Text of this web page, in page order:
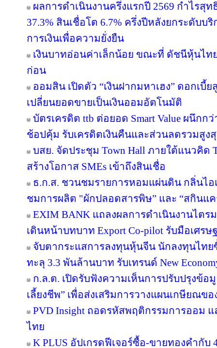
ผลการดำเนินงานครึ่งแรกปี 2569 กำไรสุท
37.3% สินเชื่อโต 6.7% ครึ่งปีหลังยกระดับบ
การเงินเพื่อความยั่งยืน
เงินบาทอ่อนค่าเล็กน้อย ขณะที่ ดัชนีหุ้นไท
ก่อน
ออมสิน เปิดตัว “เงินฝากมหาเฮง” ดอกเบี้
เปลี่ยนยอดขายเป็นเงินออมอัตโนมัติ
บัตรเครดิต ttb ต่อยอด Smart Value ผนึก
ช้อปคุ้ม รับเครดิตเงินคืนและส่วนลดรวมสูง
บสย. จัดประชุม Town Hall ภายใต้แนวคิด
สร้างโอกาส SMEs เข้าถึงสินเชื่อ
ธ.ก.ส. ชวนชมรายการหอมแผ่นดิน กลิ่นไ
ชมการผลิต "ผักปลอดสารพิษ” และ “สกินแ
EXIM BANK แถลงผลการดำเนินงานไตร
เดินหน้าบทบาท Export Co-pilot รับมือเศรษ
จับตากระแสการลงทุนหุ้นจีน นักลงทุนไทยซื้
ทะลุ 3.3 พันล้านบาท รับเทรนด์ New
ก.ล.ต. เปิดรับฟังความเห็นการปรับปรุงข้อ
เลี้ยงชีพ” เพื่อส่งเสริมการวางแผนเกษียณข
PVD Insight ถอดรหัสพฤติกรรมการออม
ไทย
K PLUS อัปเกรดฟีเจอร์ซื้อ-ขายทองคำกับ